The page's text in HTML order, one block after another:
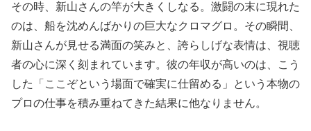
その時、新山さんの竿が大きくしなる。激闘の末に現れた
のは、船を沈めんばかりの巨大なクロマグロ。その瞬間、
新山さんが見せる満面の笑みと、誇らしげな表情は、視聴
者の心に深く刻まれています。彼の年収が高いのは、こう
した「ここぞという場面で確実に仕留める」という本物の
プロの仕事を積み重ねてきた結果に他なりません。